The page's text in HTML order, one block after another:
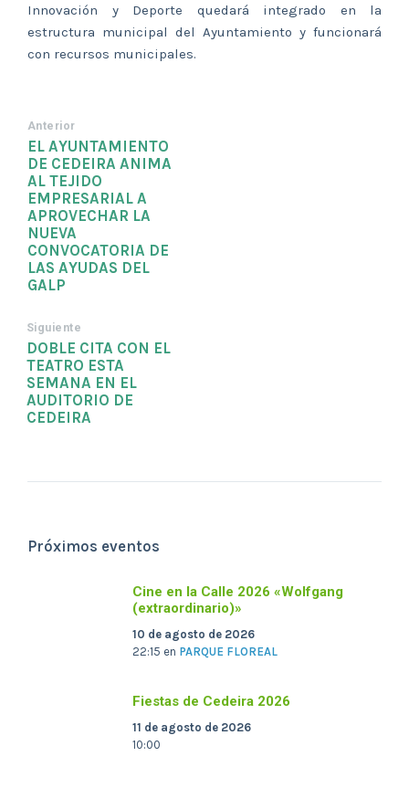
Innovación y Deporte quedará integrado en la
estructura municipal del Ayuntamiento y funcionará
con recursos municipales.
Anterior
EL AYUNTAMIENTO
DE CEDEIRA ANIMA
AL TEJIDO
EMPRESARIAL A
APROVECHAR LA
NUEVA
CONVOCATORIA DE
LAS AYUDAS DEL
GALP
Siguiente
DOBLE CITA CON EL
TEATRO ESTA
SEMANA EN EL
AUDITORIO DE
CEDEIRA
Próximos eventos
Cine en la Calle 2026 «Wolfgang
(extraordinario)»
10 de agosto de 2026
22:15 en PARQUE FLOREAL
Fiestas de Cedeira 2026
11 de agosto de 2026
10:00